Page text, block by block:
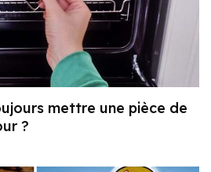
mettre une pièce de
?